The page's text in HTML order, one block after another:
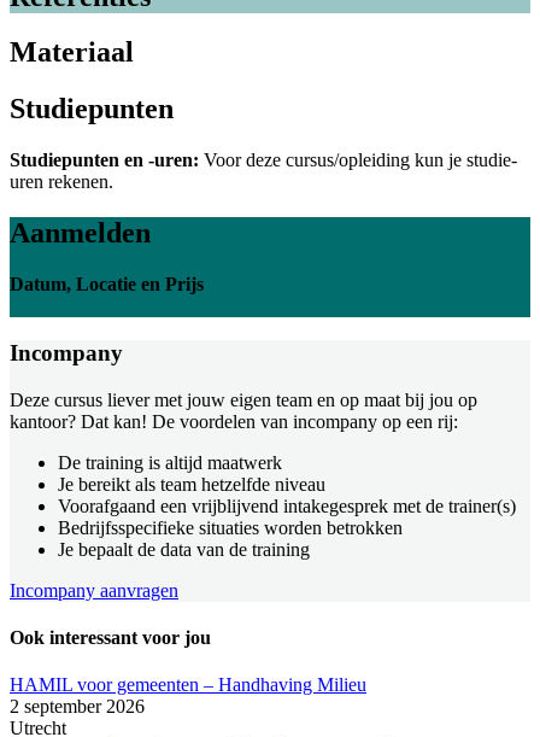
Materiaal
Studiepunten
Studiepunten en -uren: Voor deze cursus/opleiding kun je studie-
uren rekenen.
Aanmelden
Datum, Locatie en Prijs
Incompany
Deze cursus liever met jouw eigen team en op maat bij jou op
kantoor? Dat kan! De voordelen van incompany op een rij:
De training is altijd maatwerk
Je bereikt als team hetzelfde niveau
Voorafgaand een vrijblijvend intakegesprek met de trainer(s)
Bedrijfsspecifieke situaties worden betrokken
Je bepaalt de data van de training
Incompany aanvragen
Ook interessant voor jou
HAMIL voor gemeenten – Handhaving Milieu
2 september 2026
Utrecht